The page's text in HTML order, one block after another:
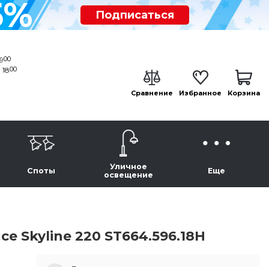
Подписаться
00
1800
Сравнение Избранное Корзина
Споты
Уличное
освещение
Еще
Skyline 220 ST664.596.18H